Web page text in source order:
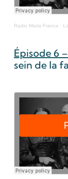
Radio Maria France ·
Épisode 6
sein de la